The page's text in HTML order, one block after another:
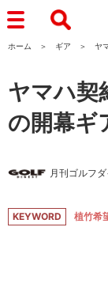
ホーム ギア ヤ
ヤマハ契
の開幕ギ
月刊ゴルフ
KEYWORD 植竹希